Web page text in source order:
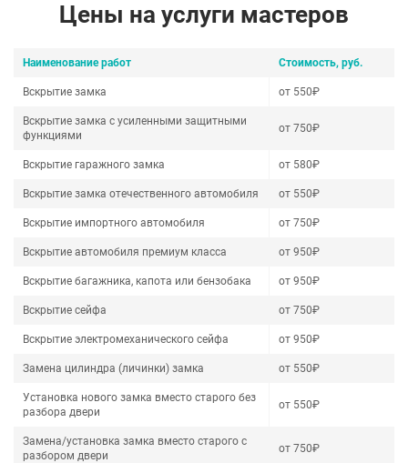
Цены на услуги мастеров
Наименование работ Стоимость, руб.
Вскрытие замка от 550₽
Вскрытие замка с усиленными защитными
функциями
от 750₽
Вскрытие гаражного замка от 580₽
Вскрытие замка отечественного автомобиля от 550₽
Вскрытие импортного автомобиля от 750₽
Вскрытие автомобиля премиум класса от 950₽
Вскрытие багажника, капота или бензобака от 950₽
Вскрытие сейфа от 750₽
Вскрытие электромеханического сейфа от 950₽
Замена цилиндра (личинки) замка от 550₽
Установка нового замка вместо старого без
разбора двери
от 550₽
Замена/установка замка вместо старого с
разбором двери
от 750₽